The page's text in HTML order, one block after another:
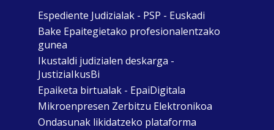
Espediente Judizialak - PSP - Euskadi
Bake Epaitegietako profesionalentzako
gunea
Ikustaldi judizialen deskarga -
JustiziaIkusBi
Epaiketa birtualak - EpaiDigitala
Mikroenpresen Zerbitzu Elektronikoa
Ondasunak likidatzeko plataforma